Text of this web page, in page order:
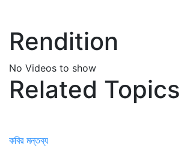
Rendition
No Videos to show
Related Topics
কবির মন্তব্য